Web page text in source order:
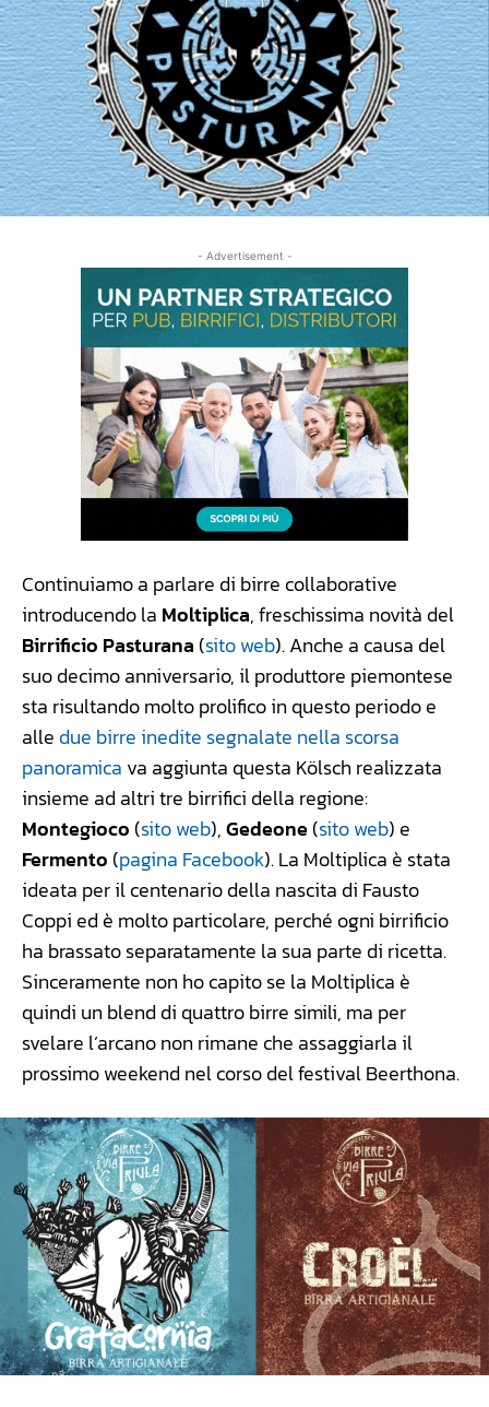
- Advertisement -
Continuiamo a parlare di birre collaborative
introducendo la Moltiplica, freschissima novità del
Birrificio Pasturana (sito web). Anche a causa del
suo decimo anniversario, il produttore piemontese
sta risultando molto prolifico in questo periodo e
alle due birre inedite segnalate nella scorsa
panoramica va aggiunta questa Kölsch realizzata
insieme ad altri tre birrifici della regione:
Montegioco (sito web),Gedeone(sito web) e
Fermento (pagina Facebook). La Moltiplica è stata
ideata per il centenario della nascita di Fausto
Coppi ed è molto particolare, perché ogni birrificio
ha brassato separatamente la sua parte di ricetta.
Sinceramente non ho capito se la Moltiplica è
quindi un blend di quattro birre simili, ma per
svelare l’arcano non rimane che assaggiarla il
prossimo weekend nel corso del festival Beerthona.